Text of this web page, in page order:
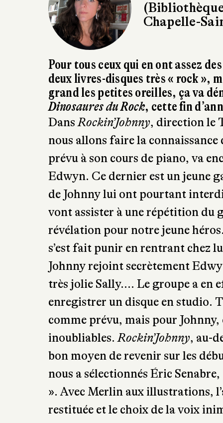
Chapelle-
Pour tous ceux qui en ont assez
deux livres-disques très « rock »,
grand les petites oreilles, ça va
Dinosaures du Rock, cette fin
DansRockin’Johnny, direction le
nous allons faire la connaissance
prévu à son cours de piano, va
Edwyn. Ce dernier est un jeune
de Johnny lui ont pourtant
vont assister à une répétition du
révélation pour notre jeune
s’est fait punir en rentrant chez
Johnny rejoint secrètement
très jolie Sally…. Le groupe a en
enregistrer un disque en studio.
comme prévu, mais pour
inoubliables.Rockin’Johnny, au-
bon moyen de revenir sur les
nous a sélectionnés Éric
». Avec Merlin aux illustrations,
restituée et le choix de la voix